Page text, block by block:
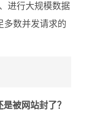
进行大规模数据
多数并发请求的
被网站封了？